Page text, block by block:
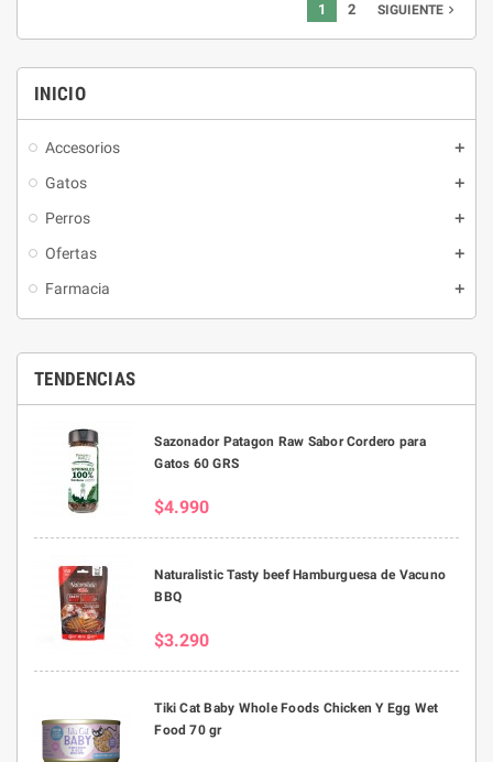
INICIO
Accesorios
Gatos
Perros
Ofertas
Farmacia
TENDENCIAS
Sazonador Patagon Raw Sabor Cordero para
Gatos 60 GRS
$4.990
Naturalistic Tasty beef Hamburguesa de Vacuno
BBQ
$3.290
Tiki Cat Baby Whole Foods Chicken Y Egg Wet
Food 70 gr
general de los gatitos desde el
nutrición equilibrada y altamente
1 2 SIGUIENTE navigate_next